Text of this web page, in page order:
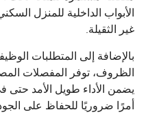
الأبواب الداخلية للمنزل
غير الثقيلة.
بالإضافة إلى المتطلبات
الظروف، توفر المفصلات
يضمن الأداء طويل الأمد حتى
أمرًا ضروريًا للحفاظ على